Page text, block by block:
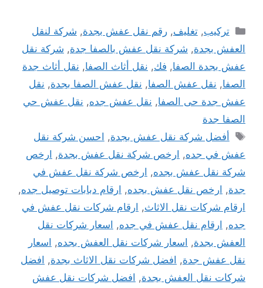
التصنيفات
تركيب,تغليف,رقم نقل عفش بجدة, شركة لنقل
العفش بجدة, شركة نقل عفش بالصفا جدة, شركة نقل
عفش بجدة الصفا, فك, نقل أثاث الصفا, نقل أثاث جدة
الصفا, نقل عفش الصفا, نقل عفش الصفا بجدة, نقل
عفش جدة حى الصفا, نقل عفش جده, نقل عفش حي
الصفا جدة
الوسوم
أفضل شركة نقل عفش بجدة, احسن شركة نقل
عفش في جده, ارخص شركة نقل عفش بجدة, ارخص
شركة نقل عفش بجده, ارخص شركة نقل عفش في
جدة, ارخص نقل عفش بجده, ارقام دبابات توصيل جده,
ارقام شركات نقل الاثاث, ارقام شركات نقل عفش في
جده, ارقام نقل عفش في جده, اسعار شركات نقل
العفش بجدة, اسعار شركات نقل العفش بجده, اسعار
نقل عفش جدة, افضل شركات نقل الاثاث بجدة, افضل
شركات نقل العفش بجدة, افضل شركات نقل عفش